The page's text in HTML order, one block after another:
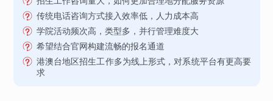
传统电话咨询方式接入效率低，人力成本高
学院活动频次高，类型多，并行管理难度大
希望结合官网构建流畅的报名通道
港澳台地区招生工作多为线上形式，对系统平台有更高要
求